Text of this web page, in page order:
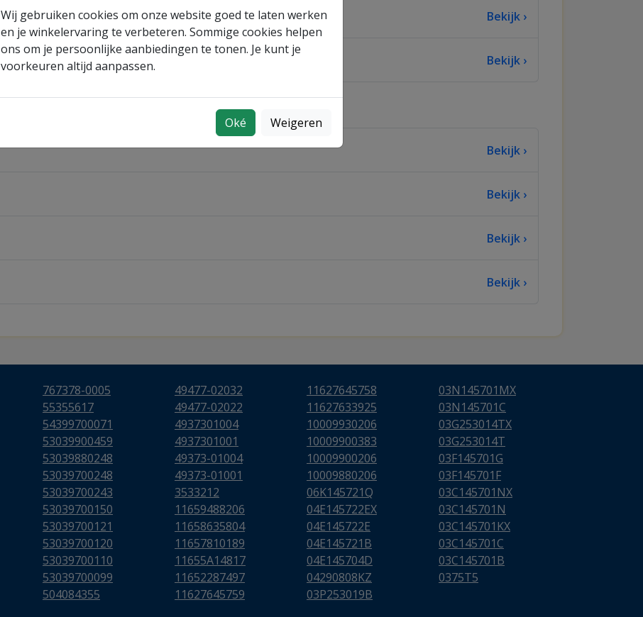
Wij gebruiken cookies om onze website goed te laten werken
en je winkelervaring te verbeteren. Sommige cookies helpen
ons om je persoonlijke aanbiedingen te tonen. Je kunt je
voorkeuren altijd aanpassen.
Oké Weigeren
Bekijk ›
Bekijk ›
Bekijk ›
Bekijk ›
Bekijk ›
Bekijk ›
767378-0005
55355617
54399700071
53039900459
53039880248
53039700248
53039700243
53039700150
53039700121
53039700120
53039700110
53039700099
504084355
49477-02032
49477-02022
4937301004
4937301001
49373-01004
49373-01001
3533212
11659488206
11658635804
11657810189
11655A14817
11652287497
11627645759
11627645758
11627633925
10009930206
10009900383
10009900206
10009880206
06K145721Q
04E145722EX
04E145722E
04E145721B
04E145704D
04290808KZ
03P253019B
03N145701MX
03N145701C
03G253014TX
03G253014T
03F145701G
03F145701F
03C145701NX
03C145701N
03C145701KX
03C145701C
03C145701B
0375T5